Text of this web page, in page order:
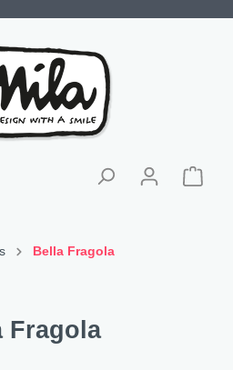
Bella Fragola
Fragola